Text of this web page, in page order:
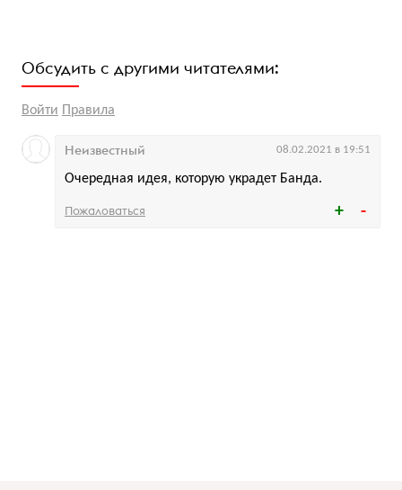
Обсудить с другими читателями:
Войти Правила
Очередная идея, которую украдет Банда.
Неизвестный 08.02.2021 в 19:51
Пожаловаться